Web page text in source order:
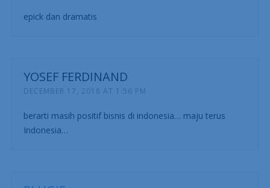
epick dan dramatis
YOSEF FERDINAND
DECEMBER 17, 2018 AT 1:56 PM
berarti masih positif bisnis di indonesia… maju terus
Indonesia…